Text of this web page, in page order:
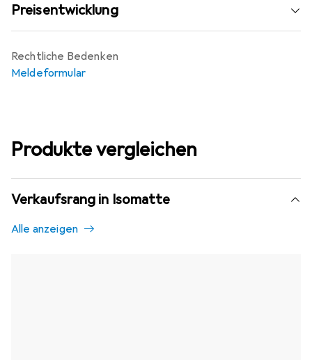
Preisentwicklung
Rechtliche Bedenken
Meldeformular
Produkte vergleichen
Verkaufsrang in Isomatte
Alle anzeigen